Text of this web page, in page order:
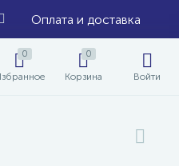
Оплата и доставка
0 0
Корзина Войти